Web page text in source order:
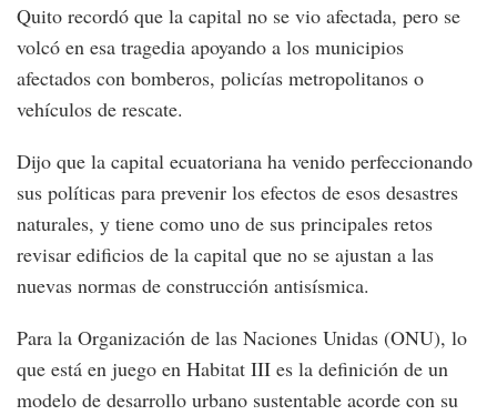
Quito recordó que la capital no se vio afectada, pero se
volcó en esa tragedia apoyando a los municipios
afectados con bomberos, policías metropolitanos o
vehículos de rescate.
Dijo que la capital ecuatoriana ha venido perfeccionando
sus políticas para prevenir los efectos de esos desastres
naturales, y tiene como uno de sus principales retos
revisar edificios de la capital que no se ajustan a las
nuevas normas de construcción antisísmica.
Para la Organización de las Naciones Unidas (ONU), lo
que está en juego en Habitat III es la definición de un
modelo de desarrollo urbano sustentable acorde con su